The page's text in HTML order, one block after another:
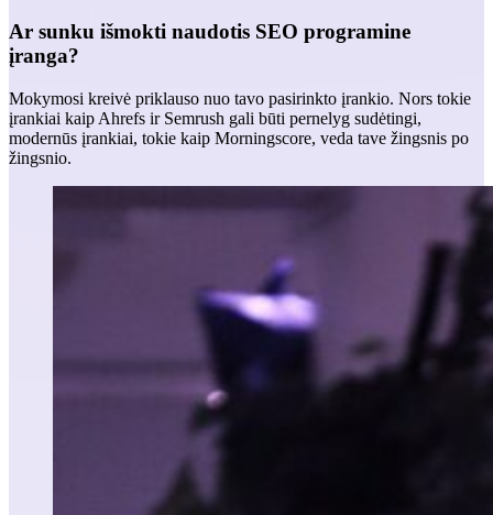
Ar sunku išmokti naudotis SEO programine
įranga?
Mokymosi kreivė priklauso nuo tavo pasirinkto įrankio. Nors tokie
įrankiai kaip Ahrefs ir Semrush gali būti pernelyg sudėtingi,
modernūs įrankiai, tokie kaip Morningscore, veda tave žingsnis po
žingsnio.